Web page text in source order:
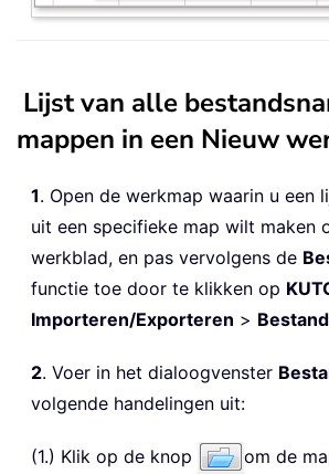
Lijst van alle
mappen in een Nieuw
1. Open de werkmap waarin u een
uit een specifieke map wilt maken
werkblad, en pas vervolgens de
functie toe door te klikken op
Importeren/Exporteren >
2. Voer in het dialoogvenster
volgende handelingen uit:
(1.) Klik op de knop
om de